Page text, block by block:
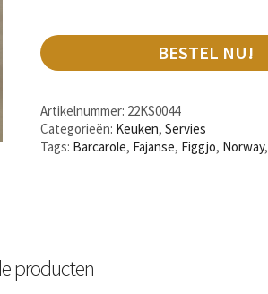
BESTEL NU!
Artikelnummer: 22KS0044
Categorieën: Keuken,Servies
Tags: Barcarole, Fajanse, Figgjo, Norway,
producten